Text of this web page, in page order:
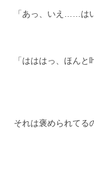
「あっ、いえ……は
「はははっ、ほんと
それは褒められてる